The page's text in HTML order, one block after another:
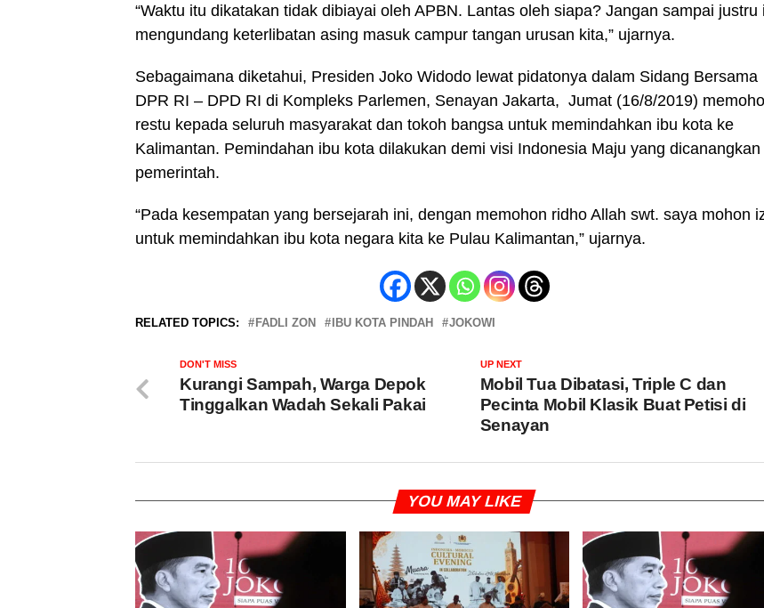
“Waktu itu dikatakan tidak dibiayai oleh APBN. Lantas oleh siapa? Jangan sampai justru
mengundang keterlibatan asing masuk campur tangan urusan kita,” ujarnya.
Sebagaimana diketahui, Presiden Joko Widodo lewat pidatonya dalam Sidang Bersama
DPR RI – DPD RI di Kompleks Parlemen, Senayan Jakarta, Jumat (16/8/2019)
restu kepada seluruh masyarakat dan tokoh bangsa untuk memindahkan ibu kota ke
Kalimantan. Pemindahan ibu kota dilakukan demi visi Indonesia Maju yang dicanangkan
pemerintah.
“Pada kesempatan yang bersejarah ini, dengan memohon ridho Allah swt. saya mohon
untuk memindahkan ibu kota negara kita ke Pulau Kalimantan,” ujarnya.
RELATED TOPICS: FADLI ZON IBU KOTA PINDAH JOKOWI
UP NEXT
Mobil Tua Dibatasi, Triple C dan
Pecinta Mobil Klasik Buat Petisi di
Senayan
DON'T MISS
Kurangi Sampah, Warga Depok
Tinggalkan Wadah Sekali Pakai
YOU MAY LIKE